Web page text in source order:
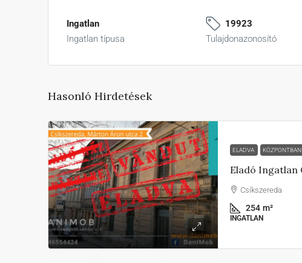
Ingatlan
Ingatlan típusa
19923
Tulajdonazonosító
Hasonló Hirdetések
ELADVA KÖZPONTBAN
Eladó Ingatlan
Csíkszereda
254 m²
INGATLAN